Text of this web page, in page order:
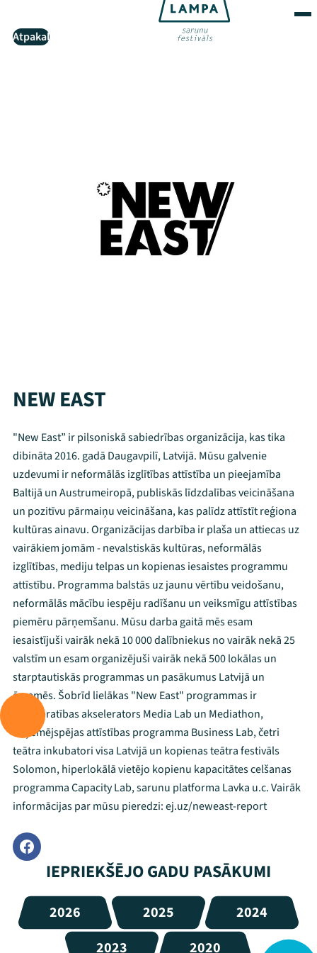
Atpakaļ
NEW EAST
"New East” ir pilsoniskā sabiedrības organizācija, kas tika
dibināta 2016. gadā Daugavpilī, Latvijā. Mūsu galvenie
uzdevumi ir neformālās izglītības attīstība un pieejamība
Baltijā un Austrumeiropā, publiskās līdzdalības veicināšana
un pozitīvu pārmaiņu veicināšana, kas palīdz attīstīt reģiona
kultūras ainavu. Organizācijas darbība ir plaša un attiecas uz
vairākiem jomām - nevalstiskās kultūras, neformālās
izglītības, mediju telpas un kopienas iesaistes programmu
attīstību. Programma balstās uz jaunu vērtību veidošanu,
neformālās mācību iespēju radīšanu un veiksmīgu attīstības
piemēru pārņemšanu. Mūsu darba gaitā mēs esam
iesaistījuši vairāk nekā 10 000 dalībniekus no vairāk nekā 25
valstīm un esam organizējuši vairāk nekā 500 lokālas un
starptautiskās programmas un pasākumus Latvijā un
ārzemēs. Šobrīd lielākas "New East" programmas ir
medijpratības akselerators Media Lab un Mediathon,
uzņēmējspējas attīstības programma Business Lab, četri
teātra inkubatori visa Latvijā un kopienas teātra festivāls
Solomon, hiperlokālā vietējo kopienu kapacitātes celšanas
programma Capacity Lab, sarunu platforma Lavka u.c. Vairāk
informācijas par mūsu pieredzi: ej.uz/neweast-report
IEPRIEKŠĒJO GADU PASĀKUMI
2026 2025
2024
2023
2020